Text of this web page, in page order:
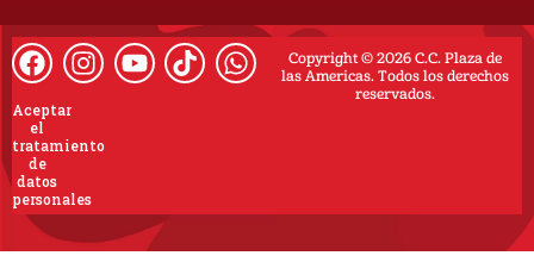
Copyright © 2026 C.C. Plaza de
las Americas. Todos los derechos
reservados.
Aceptar
el
tratamiento
de
datos
personales